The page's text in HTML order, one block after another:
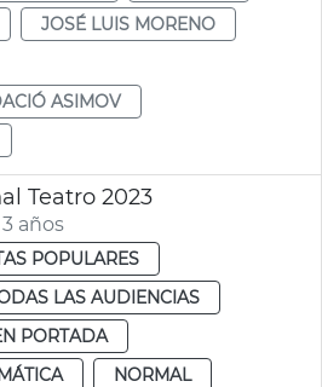
JOSÉ LUIS MORENO
ASIMOV
Teatro 2023
años
POPULARES
LAS AUDIENCIAS
PORTADA
NORMAL